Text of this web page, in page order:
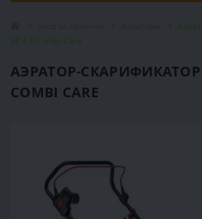
38.4 E Combi Care
АЭРАТОР-СКАРИФИКАТОР
COMBI CARE